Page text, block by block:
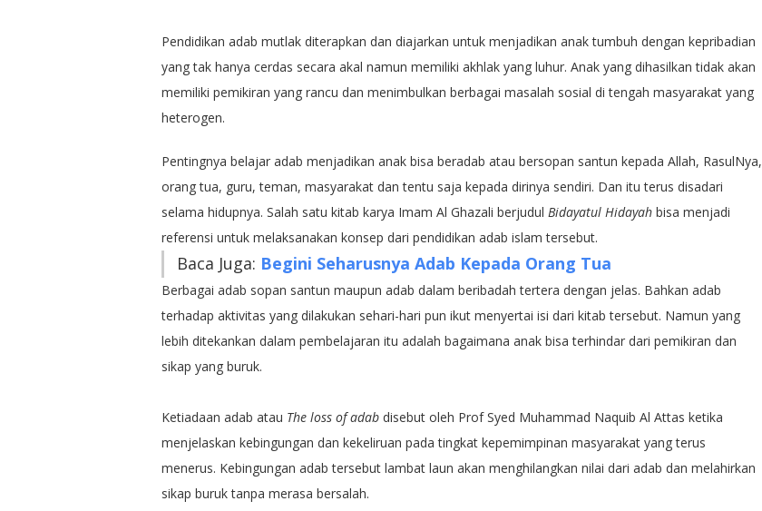
Pendidikan adab mutlak diterapkan dan diajarkan untuk menjadikan anak tumbuh dengan kepribadian
yang tak hanya cerdas secara akal namun memiliki akhlak yang luhur. Anak yang dihasilkan tidak akan
memiliki pemikiran yang rancu dan menimbulkan berbagai masalah sosial di tengah masyarakat yang
heterogen.
Pentingnya belajar adab menjadikan anak bisa beradab atau bersopan santun kepada Allah, RasulNya,
orang tua, guru, teman, masyarakat dan tentu saja kepada dirinya sendiri. Dan itu terus disadari
selama hidupnya. Salah satu kitab karya Imam Al Ghazali berjudul Bidayatul Hidayahbisa menjadi
referensi untuk melaksanakan konsep dari pendidikan adab islam tersebut.
Baca Juga: Begini Seharusnya Adab Kepada Orang Tua
Berbagai adab sopan santun maupun adab dalam beribadah tertera dengan jelas. Bahkan adab
terhadap aktivitas yang dilakukan sehari-hari pun ikut menyertai isi dari kitab tersebut. Namun yang
lebih ditekankan dalam pembelajaran itu adalah bagaimana anak bisa terhindar dari pemikiran dan
sikap yang buruk.
Ketiadaan adab atau The loss of adabdisebut oleh Prof Syed Muhammad Naquib Al Attas ketika
menjelaskan kebingungan dan kekeliruan pada tingkat kepemimpinan masyarakat yang terus
menerus. Kebingungan adab tersebut lambat laun akan menghilangkan nilai dari adab dan melahirkan
sikap buruk tanpa merasa bersalah.